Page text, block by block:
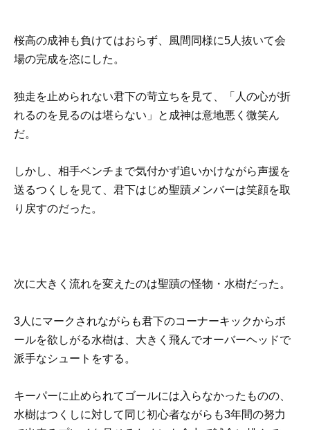
桜高の成神も負けてはおらず、風間同様に5人抜いて会
場の完成を恣にした。
独走を止められない君下の苛立ちを見て、「人の心が折
れるのを見るのは堪らない」と成神は意地悪く微笑ん
だ。
しかし、相手ベンチまで気付かず追いかけながら声援を
送るつくしを見て、君下はじめ聖蹟メンバーは笑顔を取
り戻すのだった。
次に大きく流れを変えたのは聖蹟の怪物・水樹だった。
3人にマークされながらも君下のコーナーキックからボ
ールを欲しがる水樹は、大きく飛んでオーバーヘッドで
派手なシュートをする。
キーパーに止められてゴールには入らなかったものの、
水樹はつくしに対して同じ初心者ながらも3年間の努力